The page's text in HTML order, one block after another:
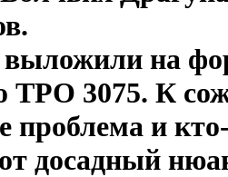
на
ТРО 3075. К
проблема и
досадный